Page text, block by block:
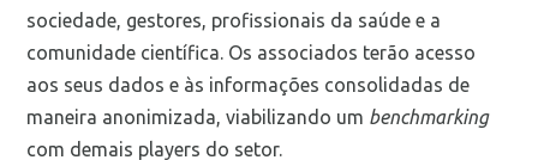
sociedade, gestores, profissionais da saúde e a
comunidade científica. Os associados terão acesso
aos seus dados e às informações consolidadas de
maneira anonimizada, viabilizando um benchmarking
com demais players do setor.